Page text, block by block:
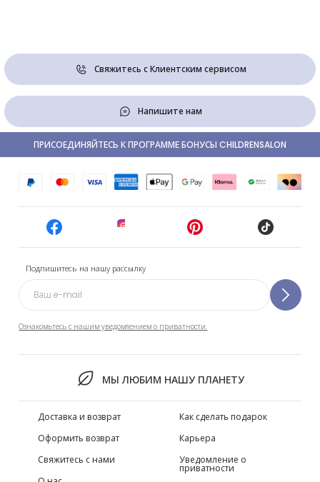
Свяжитесь с Клиентским сервисом
Напишите нам
Подпишитесь на нашу рассылку
Ознакомьтесь с нашим уведомлением о приватности.
МЫ ЛЮБИМ НАШУ ПЛАНЕТУ
ПРИСОЕДИНЯЙТЕСЬ К ПРОГРАММЕ БОНУСЫ CHILDRENSALON
Доставка и возврат
Оформить возврат
Свяжитесь с нами
Как сделать подарок
Карьера
Уведомление о
приватности